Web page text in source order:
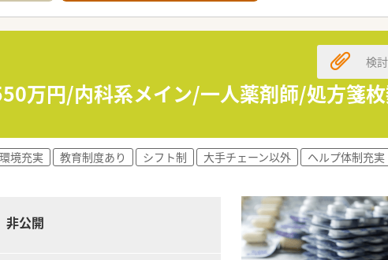
り40枚から50枚ほど応需している地域の薬局です。
応しながら地域医療に貢献していくことができます。
と思いやりを何よりも大切にしながら運営しています。
て、地域で最も身近な存在であり続けたいと考えています。
」という感謝の気持ちを忘れずに活動をしております。
とプライベートのバランスを大切にしたい方にオススメです。
腰を据えて長期的なキャリアを築きたい方にぴったりです。
万円/内科系メイン/一人薬剤師/処方箋
検
境充実 教育制度あり シフト制 大手チェーン以外 ヘルプ体制充実
非公開